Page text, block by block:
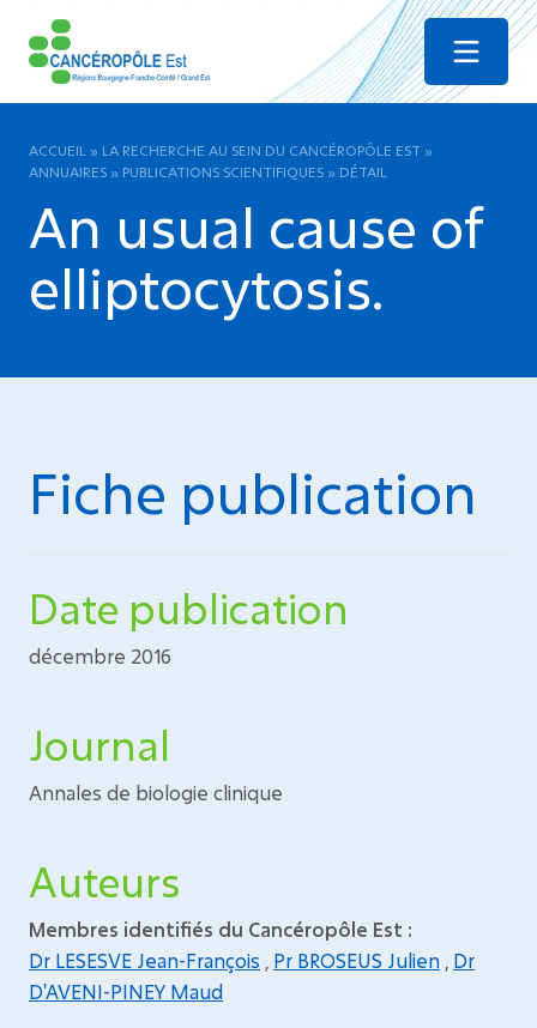
Menu
ACCUEIL » LA RECHERCHE AU SEIN DU CANCÉROPÔLE EST »
ANNUAIRES » PUBLICATIONS SCIENTIFIQUES » DÉTAIL
An usual cause of
elliptocytosis.
Fiche publication
Date publication
décembre 2016
Journal
Annales de biologie clinique
Auteurs
Membres identifiés du Cancéropôle Est :
Dr LESESVE Jean-François
Pr BROSEUS Julien Dr
D'AVENI-PINEY Maud